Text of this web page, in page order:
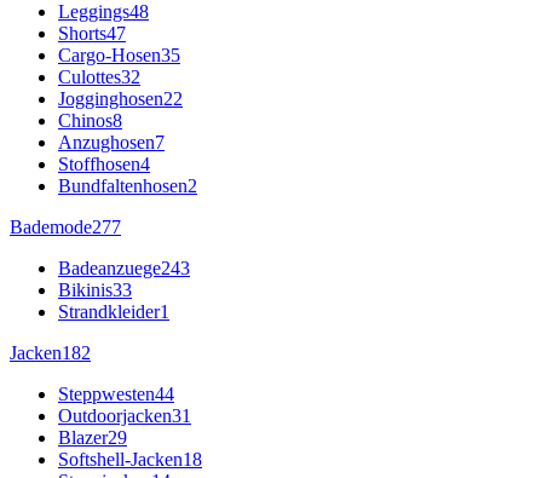
Leggings48
Shorts47
Cargo-Hosen35
Culottes32
Jogginghosen22
Chinos8
Anzughosen7
Stoffhosen4
Bundfaltenhosen2
Bademode277
Badeanzuege243
Bikinis33
Strandkleider1
Jacken182
Steppwesten44
Outdoorjacken31
Blazer29
Softshell-Jacken18